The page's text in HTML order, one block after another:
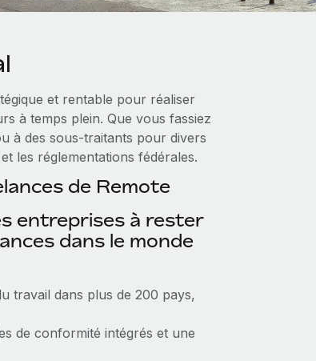
et rentable pour réaliser
à temps plein. Que vous fassiez
à des sous-traitants pour divers
les réglementations fédérales.
de Remote
entreprises à rester
dans le monde
travail dans plus de 200 pays,
de conformité intégrés et une